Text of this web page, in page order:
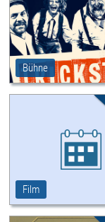
Bühne
Film